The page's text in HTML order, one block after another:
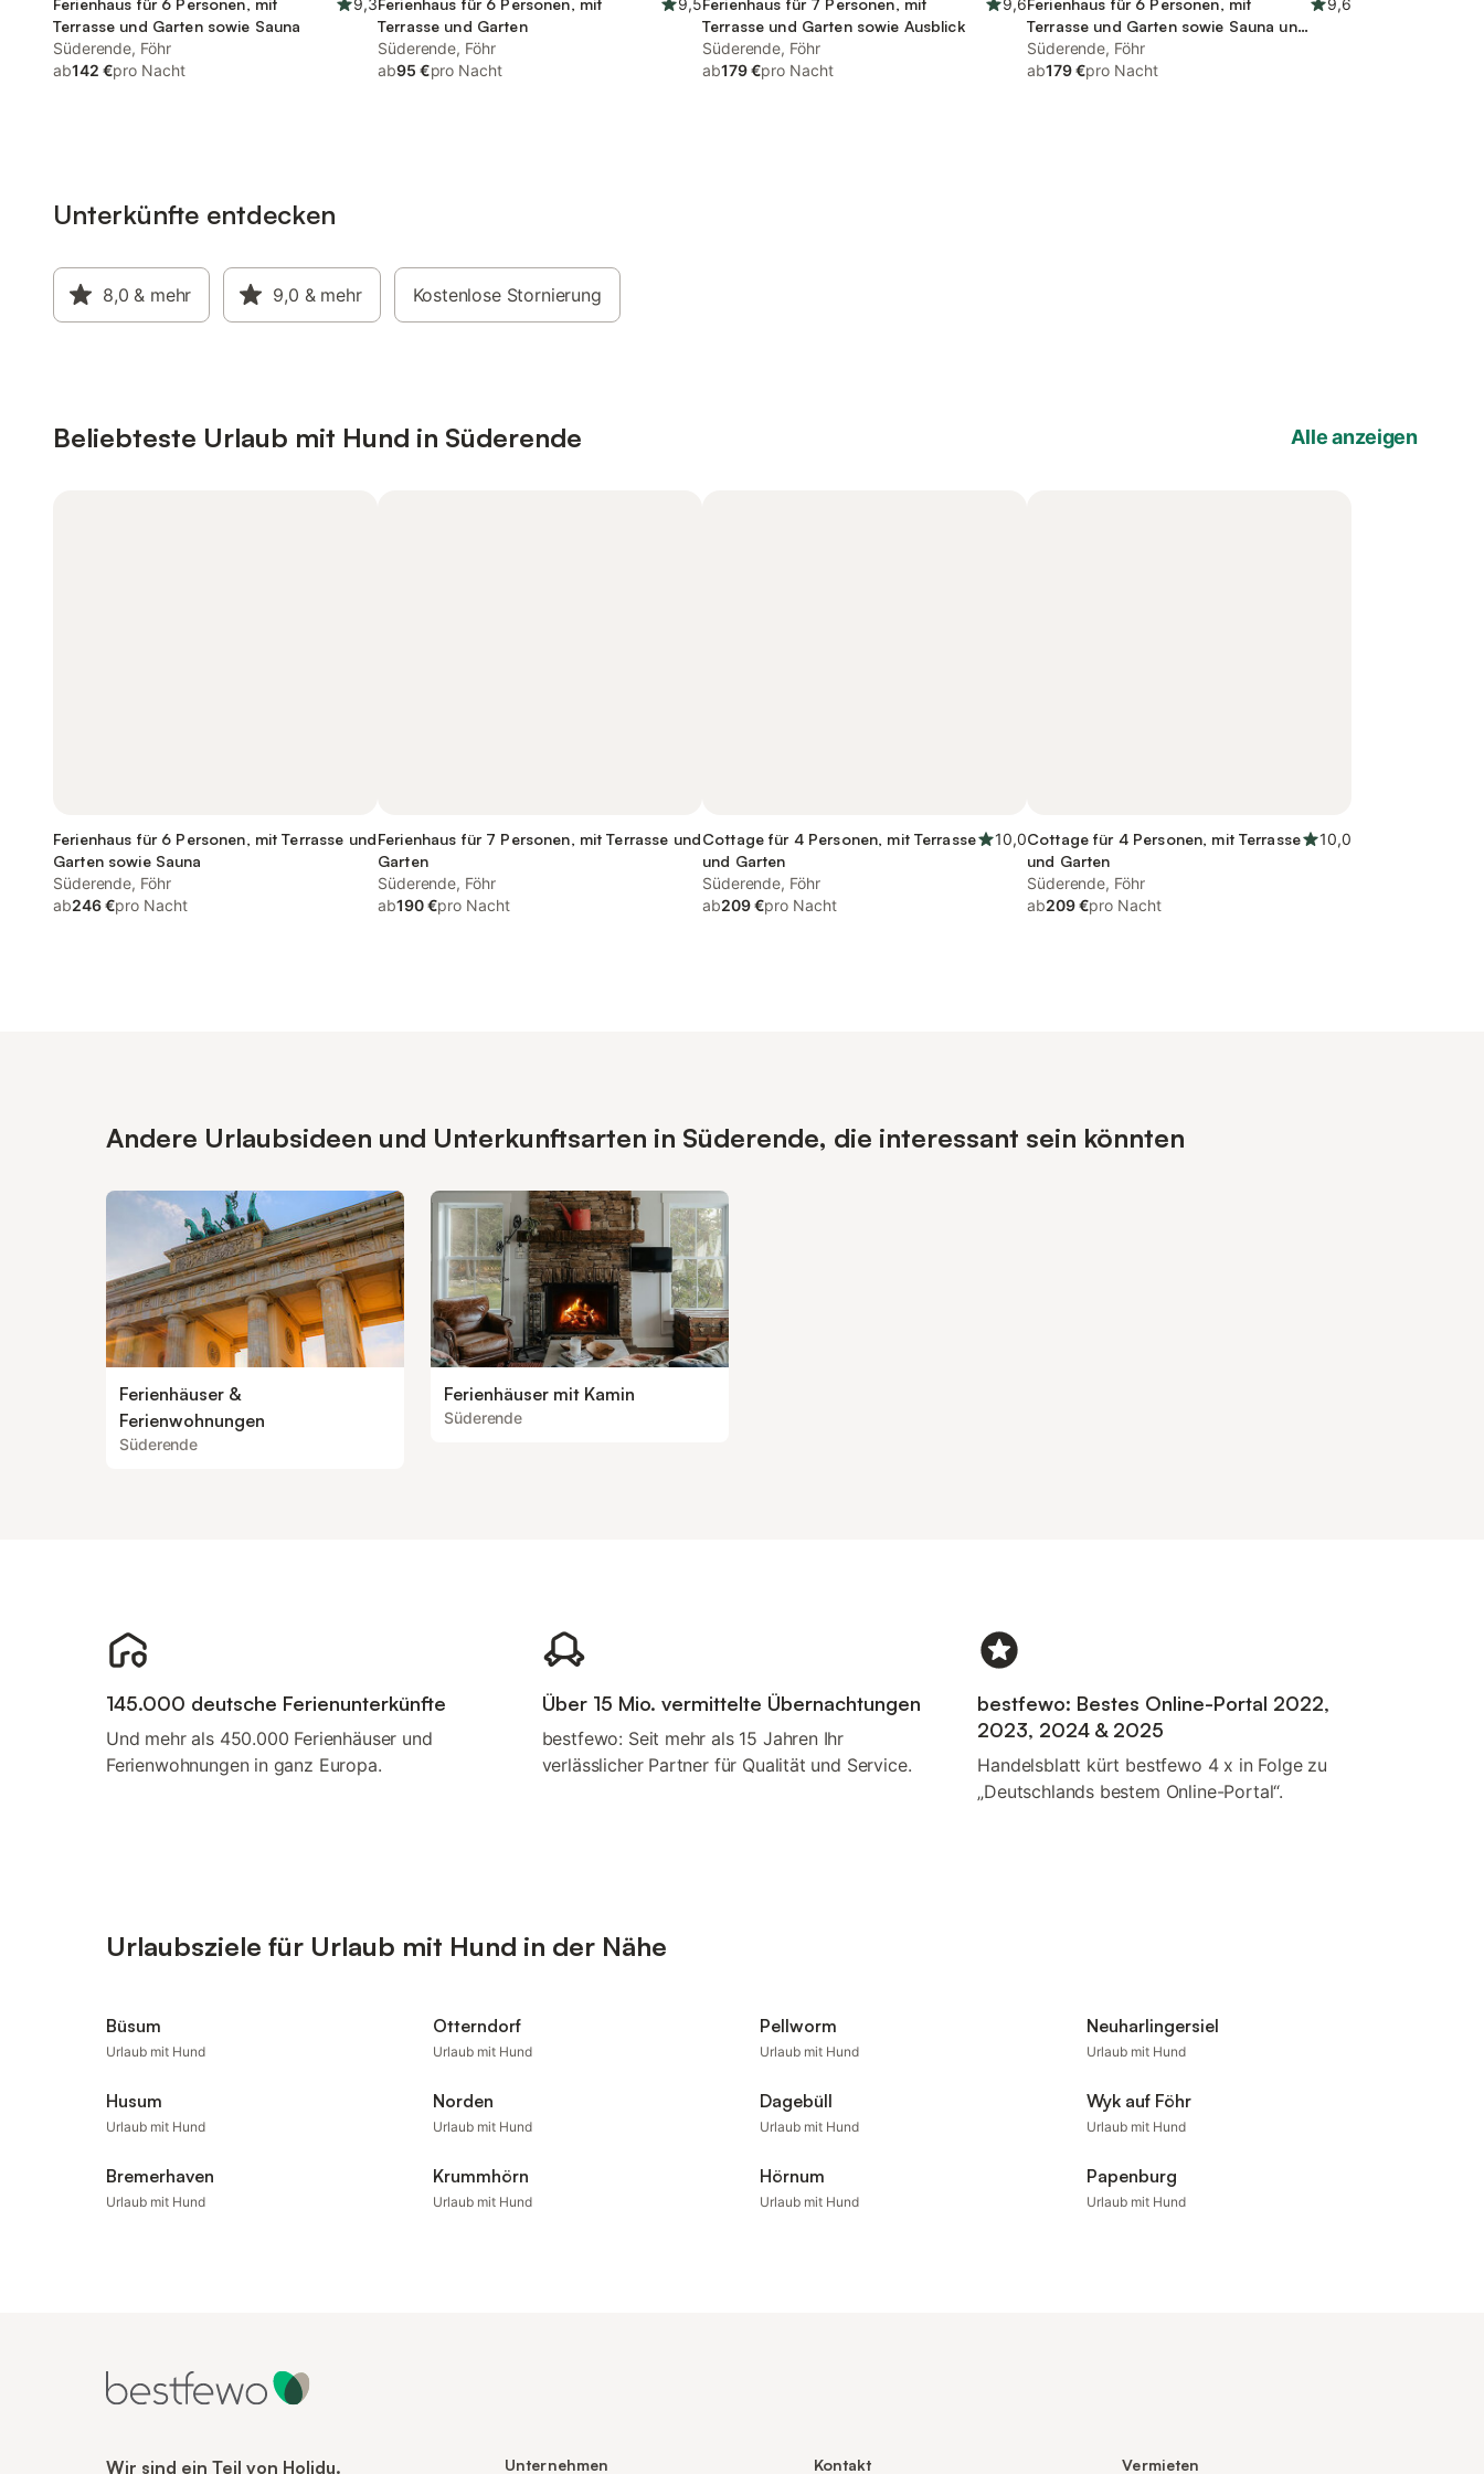
Ferienhaus für 6 Personen, mit
Terrasse und Garten sowie Sauna
9,3
Süderende, Föhr
ab142 €pro Nacht
Ferienhaus für 6 Personen, mit
Terrasse und Garten
9,5
Süderende, Föhr
ab95 €pro Nacht
Ferienhaus für 7 Personen, mit
Terrasse und Garten sowie Ausblick
9,6
Süderende, Föhr
ab179 €pro Nacht
Ferienhaus für 6 Personen, mit
Terrasse und Garten sowie Sauna und
Ausblick
9,6
Süderende, Föhr
ab179 €pro Nacht
Unterkünfte entdecken
8,0 & mehr 9,0 & mehr Kostenlose Stornierung
Beliebteste Urlaub mit Hund in Süderende Alle anzeigen
Ferienhaus für 6 Personen, mit Terrasse und
Garten sowie Sauna
Süderende, Föhr
ab246 €pro Nacht
Ferienhaus für 7 Personen, mit Terrasse und
Garten
Süderende, Föhr
ab190 €pro Nacht
Cottage für 4 Personen, mit Terrasse
und Garten
10,0
Süderende, Föhr
ab209 €pro Nacht
Cottage für 4 Personen, mit Terrasse
und Garten
10,0
Süderende, Föhr
ab209 €pro Nacht
Andere Urlaubsideen und Unterkunftsarten in Süderende, die interessant sein könnten
Ferienhäuser &
Ferienwohnungen
Süderende
Ferienhäuser mit Kamin
Süderende
145.000 deutsche Ferienunterkünfte
Und mehr als 450.000 Ferienhäuser und
Ferienwohnungen in ganz Europa.
Über 15 Mio. vermittelte Übernachtungen
bestfewo: Seit mehr als 15 Jahren Ihr
verlässlicher Partner für Qualität und Service.
bestfewo: Bestes Online-Portal 2022,
2023, 2024 & 2025
Handelsblatt kürt bestfewo 4 x in Folge zu
„Deutschlands bestem Online-Portal“.
Urlaubsziele für Urlaub mit Hund in der Nähe
Büsum
Urlaub mit Hund
Otterndorf
Urlaub mit Hund
Pellworm
Urlaub mit Hund
Neuharlingersiel
Urlaub mit Hund
Husum
Urlaub mit Hund
Norden
Urlaub mit Hund
Dagebüll
Urlaub mit Hund
Wyk auf Föhr
Urlaub mit Hund
Bremerhaven
Urlaub mit Hund
Krummhörn
Urlaub mit Hund
Hörnum
Urlaub mit Hund
Papenburg
Urlaub mit Hund
Wir sind ein Teil von Holidu. Unternehmen Kontakt Vermieten